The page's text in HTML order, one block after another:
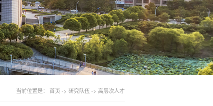
当前位置是： 首页-> 研究队伍-> 高层次人才